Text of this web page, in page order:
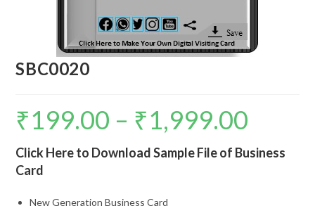
SBC0020
₹199.00 – ₹1,999.00
Click Here to Download Sample File of Business
Card
New Generation Business Card